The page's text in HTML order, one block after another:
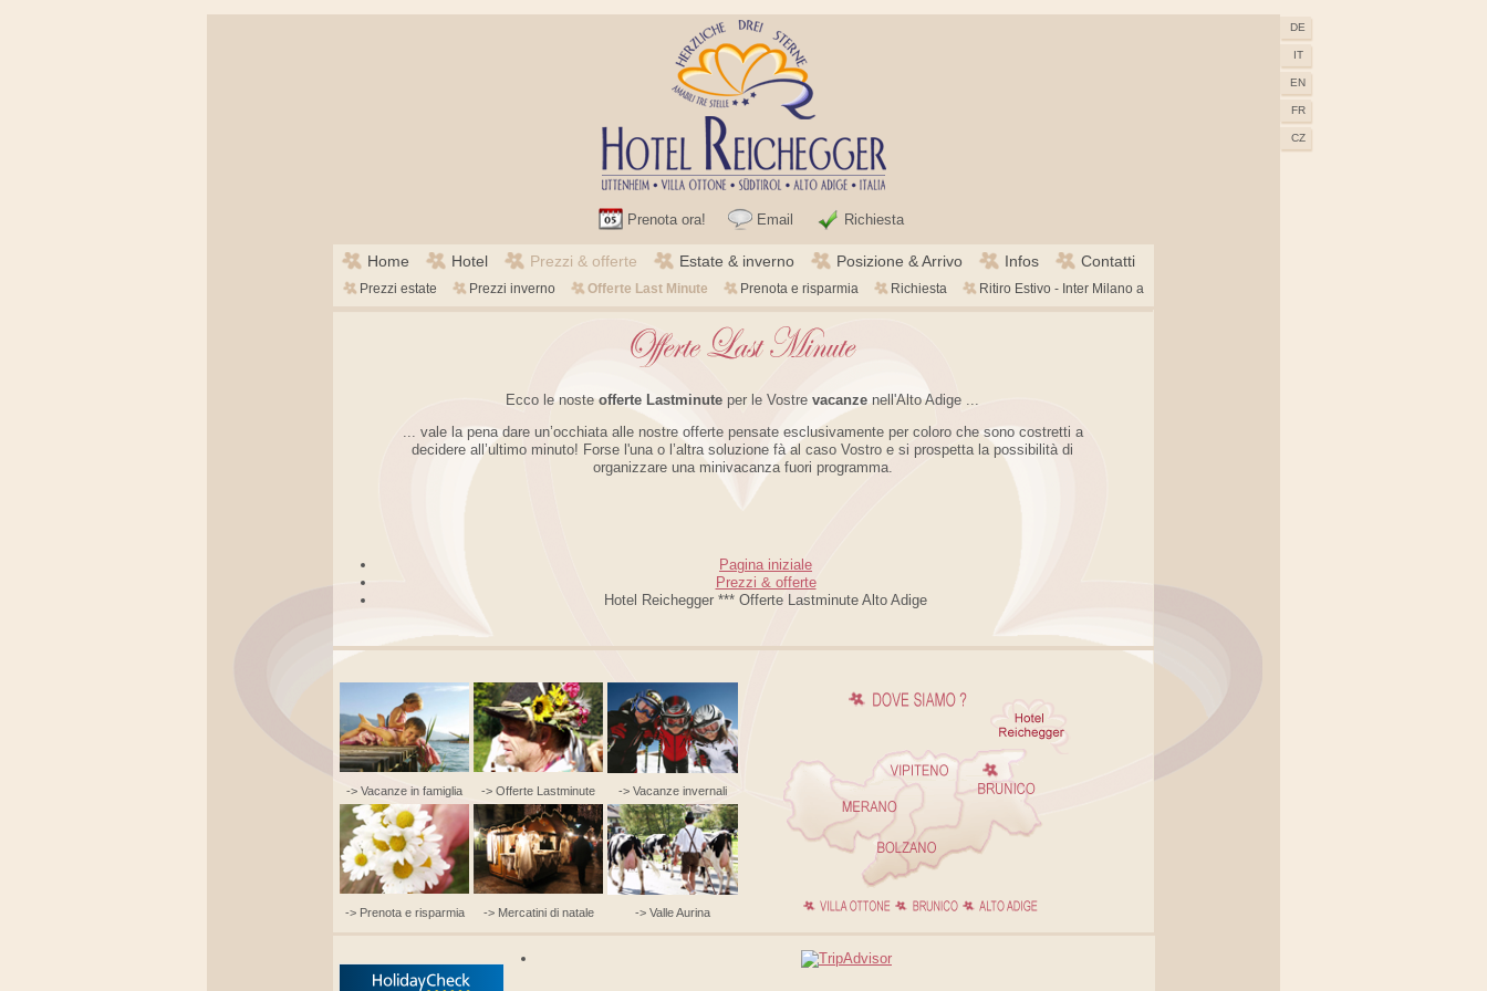
Prenota ora! Email Richiesta
Salta
navigazione
Home Hotel Prezzi & offerte Estate & inverno Posizione & Arrivo Infos
Contatti
Colofone
Grazie per la Vostra richiesta !
SaltaPrezzi estate Prezzi inverno Offerte Last Minute Prenota e risparmia Richiesta
Ritiro Estivo - Inter Milano a
Ecco le noste offerte Lastminute per le Vostre vacanze nell'Alto Adige ...
... vale la pena dare un’occhiata alle nostre offerte pensate esclusivamente per coloro che sono costretti a
decidere all’ultimo minuto! Forse l'una o l’altra soluzione fà al caso Vostro e si prospetta la possibilità di
organizzare una minivacanza fuori programma.
Pagina iniziale
Prezzi & offerte
Hotel Reichegger *** Offerte Lastminute Alto Adige
-> Vacanze in famiglia -> Offerte Lastminute -> Vacanze invernali
-> Prenota e risparmia -> Mercatini di natale -> Valle Aurina
DE
IT
EN
FR
CZ